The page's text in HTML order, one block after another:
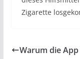
Zigarette
Warum die